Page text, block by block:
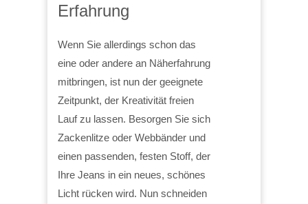
Erfahrung
Wenn Sie allerdings schon das
eine oder andere an Näherfahrung
mitbringen, ist nun der geeignete
Zeitpunkt, der Kreativität freien
Lauf zu lassen. Besorgen Sie sich
Zackenlitze oder Webbänder und
einen passenden, festen Stoff, der
Ihre Jeans in ein neues, schönes
Licht rücken wird. Nun schneiden